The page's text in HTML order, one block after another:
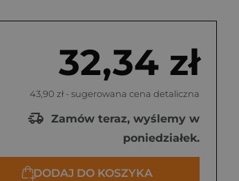
32,34 zł
43,90 zł - sugerowana cena detaliczna
Zamów teraz, wyślemy w
poniedziałek.
DODAJ DO KOSZYKA